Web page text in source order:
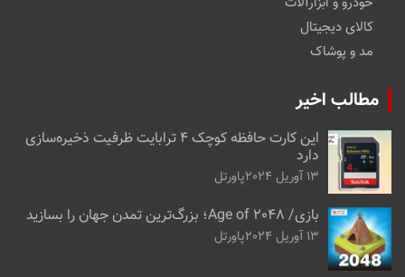
کالای دیجیتال
مد و پوشاک
مطالب اخیر
این کارت حافظه کوچک ۴ ترابایت ظرفیت ذخیره‌سازی
دارد
13 آوریل 2024 پاورتل
بازی/ Age of 2048؛ بزرگ‌ترین تمدن جهان را بسازید
13 آوریل 2024 پاورتل